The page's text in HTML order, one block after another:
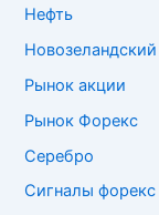
Нефть
Рынок акции
Рынок Форекс
Серебро
Сигналы форекс